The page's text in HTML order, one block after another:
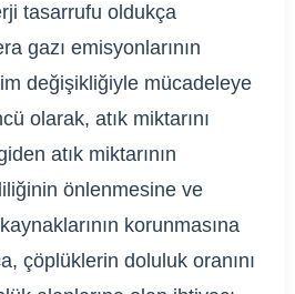
tasarrufu oldukça
gazı emisyonlarının
değişikliğiyle mücadeleye
olarak, atık miktarını
atık miktarının
önlenmesine ve
korunmasına
çöplüklerin doluluk oranını